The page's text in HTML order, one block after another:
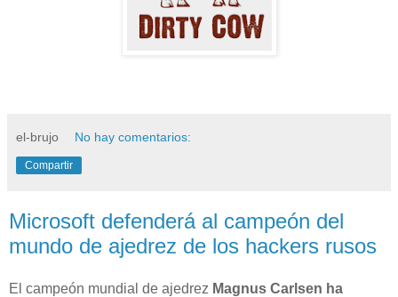
el-brujo No hay comentarios:
Compartir
Microsoft defenderá al campeón del
mundo de ajedrez de los hackers rusos
El campeón mundial de ajedrez Magnus Carlsen ha